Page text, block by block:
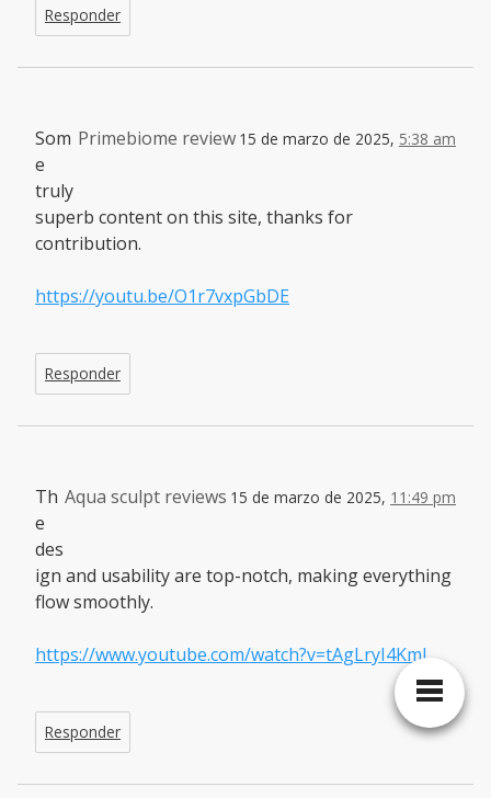
Responder
Primebiome review 15 de marzo de 2025, 5:38 am
Som
e
truly
superb content on this site, thanks for
contribution.
https://youtu.be/O1r7vxpGbDE
Responder
Aqua sculpt reviews 15 de marzo de 2025, 11:49 pm
Th
e
des
ign and usability are top-notch, making everything
flow smoothly.
https://www.youtube.com/watch?v=tAgLryI4KmI
Responder